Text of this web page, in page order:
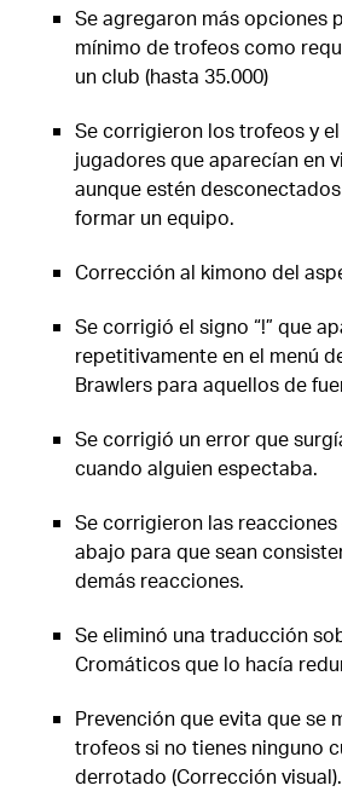
Se agregaron más opciones
mínimo de trofeos como
un club (hasta 35.000)
Se corrigieron los trofeos y
jugadores que aparecían en
aunque estén
formar un equipo.
Corrección al kimono del
Se corrigió el signo “!” que
repetitivamente en el menú
Brawlers para aquellos de
Se corrigió un error que
cuando alguien espectaba.
Se corrigieron las
abajo para que sean
demás reacciones.
Se eliminó una traducción
Cromáticos que lo hacía
Prevención que evita que se
trofeos si no tienes ninguno
derrotado (Corrección visual).